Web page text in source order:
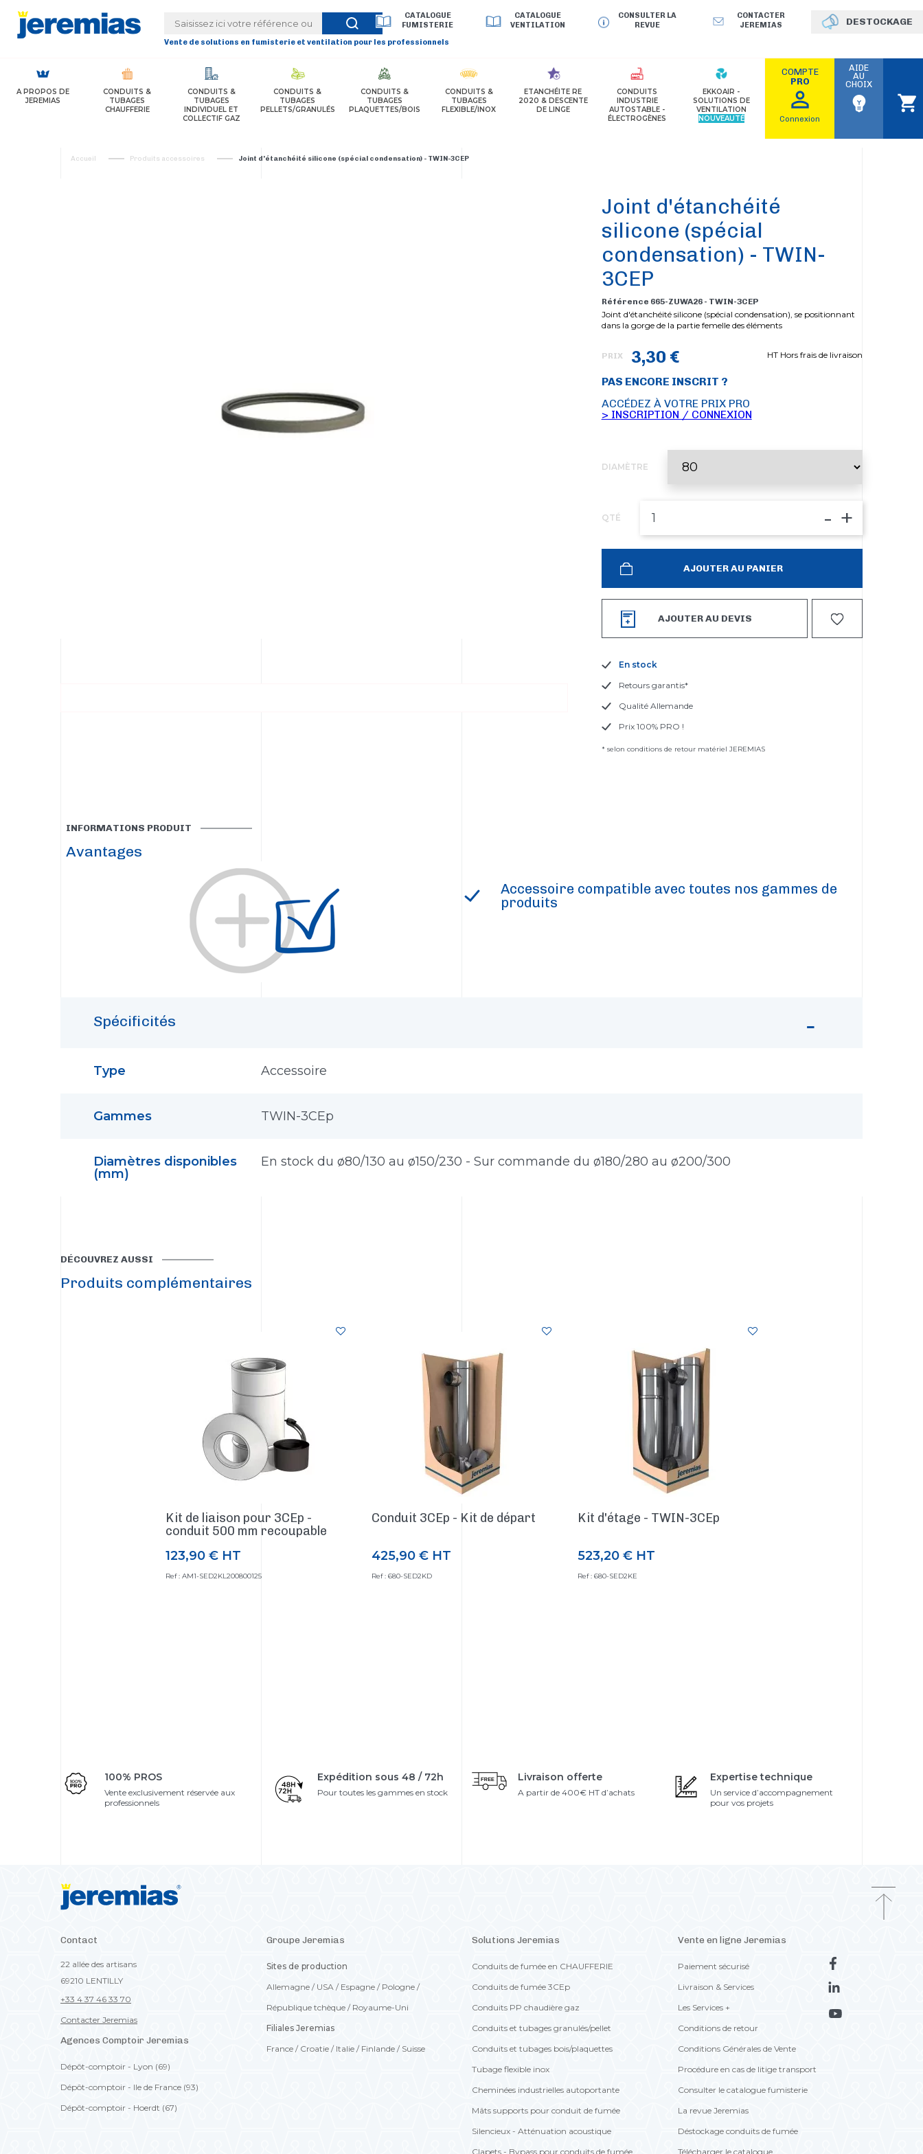
Vente de solutions en fumisterie et ventilation pour les professionnels
CATALOGUE
FUMISTERIE
CATALOGUE
VENTILATION
CONSULTER LA
REVUE
CONTACTER
JEREMIAS
DESTOCKAGE
A PROPOS DE
JEREMIAS
CONDUITS &
TUBAGES
CHAUFFERIE
CONDUITS &
TUBAGES
INDIVIDUEL ET
COLLECTIF GAZ
CONDUITS &
TUBAGES
PELLETS/GRANULÉS
CONDUITS &
TUBAGES
PLAQUETTES/BOIS
CONDUITS &
TUBAGES
FLEXIBLE/INOX
ETANCHÉITE RE
2020 & DESCENTE
DE LINGE
CONDUITS
INDUSTRIE
AUTOSTABLE -
ÉLECTROGÈNES
EKKOAIR -
SOLUTIONS DE
VENTILATION
NOUVEAUTÉ
AIDE
AU
CHOIX
emoji_objects
COMPTE
PRO
perm_identity
Connexion
shopping_cart
Accueil Produits accessoires Joint d'étanchéité silicone (spécial condensation) - TWIN-3CEP
Joint d'étanchéité
silicone (spécial
condensation) - TWIN-
3CEP
Référence 665-ZUWA26 - TWIN-3CEP
Joint d'étanchéité silicone (spécial condensation), se positionnant
dans la gorge de la partie femelle des éléments
PRIX 3,30 € HT Hors frais de livraison
PAS ENCORE INSCRIT ?
ACCÉDEZ À VOTRE PRIX PRO
> INSCRIPTION / CONNEXION
DIAMÈTRE
QTÉ - +
AJOUTER AU PANIER
AJOUTER AU DEVIS
En stock
Retours garantis*
Qualité Allemande
Prix 100% PRO !
* selon conditions de retour matériel JEREMIAS
INFORMATIONS PRODUIT
Avantages
Accessoire compatible avec toutes nos gammes de
produits
Spécificités
Type Accessoire
Gammes TWIN-3CEp
Diamètres disponibles
(mm)
En stock du ø80/130 au ø150/230 - Sur commande du ø180/280 au ø200/300
DÉCOUVREZ AUSSI
Produits complémentaires
Kit de liaison pour 3CEp -
conduit 500 mm recoupable
Prix
123,90 € HT
Ref : AM1-SED2KL200800125
Conduit 3CEp - Kit de départ
Prix
425,90 € HT
Ref : 680-SED2KD
Kit d'étage - TWIN-3CEp
Prix
523,20 € HT
Ref : 680-SED2KE
100% PROS
Vente exclusivement réservée aux
professionnels
Expédition sous 48 / 72h
Pour toutes les gammes en stock
Livraison offerte
A partir de 400€ HT d’achats
Expertise technique
Un service d’accompagnement
pour vos projets
Contact
22 allée des artisans
69210 LENTILLY
+33 4 37 46 33 70
Contacter Jeremias
Agences Comptoir Jeremias
Dépôt-comptoir - Lyon (69)
Dépôt-comptoir - Ile de France (93)
Dépôt-comptoir - Hoerdt (67)
Groupe Jeremias
Sites de production
Allemagne/ USA/ Espagne/ Pologne/
République tchèque/ Royaume-Uni
Filiales Jeremias
France / Croatie/ Italie/ Finlande/ Suisse
Solutions Jeremias
Conduits de fumée en CHAUFFERIE
Conduits de fumée 3CEp
Conduits PP chaudière gaz
Conduits et tubages granulés/pellet
Conduits et tubages bois/plaquettes
Tubage flexible inox
Cheminées industrielles autoportante
Mâts supports pour conduit de fumée
Silencieux - Atténuation acoustique
Clapets - Bypass pour conduits de fumée
Vente en ligne Jeremias
Paiement sécurisé
Livraison & Services
Les Services +
Conditions de retour
Conditions Générales de Vente
Procédure en cas de litige transport
Consulter le catalogue fumisterie
La revue Jeremias
Déstockage conduits de fumée
Télécharger le catalogue